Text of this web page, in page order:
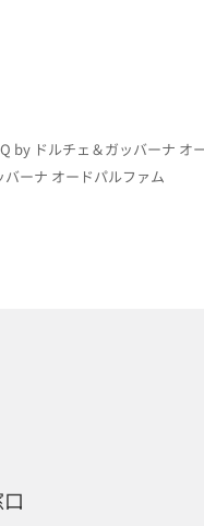
by ドルチェ＆ガッバーナ オ
バーナ オードパルファム